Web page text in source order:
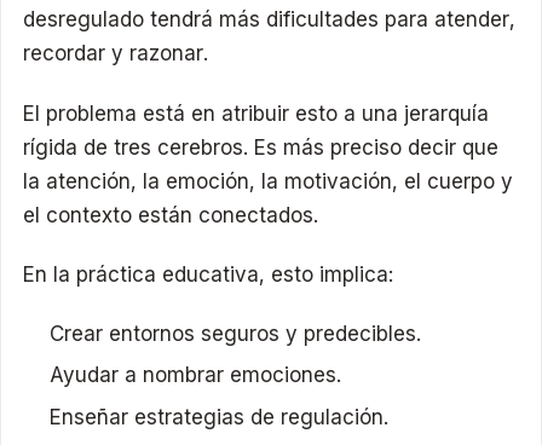
desregulado tendrá más dificultades para atender,
recordar y razonar.
El problema está en atribuir esto a una jerarquía
rígida de tres cerebros. Es más preciso decir que
la atención, la emoción, la motivación, el cuerpo y
el contexto están conectados.
En la práctica educativa, esto implica:
Crear entornos seguros y predecibles.
Ayudar a nombrar emociones.
Enseñar estrategias de regulación.